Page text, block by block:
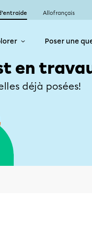
Allofrançais
Poser une
en
déjà posées!